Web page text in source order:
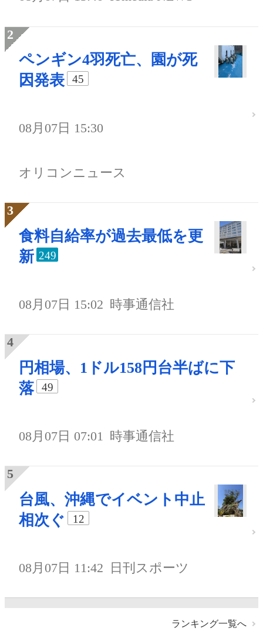
ペンギン4羽死亡、園が死
因発表
45
08月07日 15:30
オリコンニュース
食料自給率が過去最低を更
新 249
08月07日 15:02 時事通信社
円相場、1ドル158円台半ばに下
落
49
08月07日 07:01 時事通信社
台風、沖縄でイベント中止
相次ぐ
12
08月07日 11:42 日刊スポーツ
ランキング一覧へ